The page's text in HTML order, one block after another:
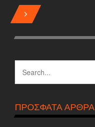
ΠΡΌΣΦΑΤΑ ΆΡΘΡΑ